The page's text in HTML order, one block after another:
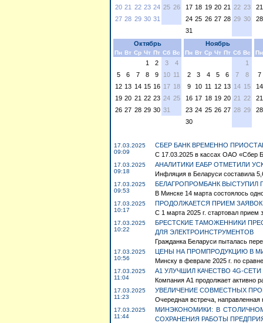
20 21 22 23 24 25 26
27 28 29 30 31
17 18 19 20 21 22 23
24 25 26 27 28 29 30
31
21
28
Октябрь
Пн Вт Ср Чт Пт Сб Вс
1 2 3
4
5
6 7 8 9 10 11
12 13 14 15 16 17 18
19 20 21 22 23 24 25
26 27 28 29 30 31
Ноябрь
Пн Вт Ср Чт Пт Сб Вс
1
2
3 4 5 6 7
8
9
10 11 12 13 14 15
16 17 18 19 20 21 22
23 24 25 26 27 28 29
30
Пн
7
14
21
28
17.03.2025
09:09
СБЕР БАНК ВРЕМЕННО
С 17.03.2025 в кассах ОАО «Сбер
17.03.2025
09:18
АНАЛИТИКИ ЕАБР ОТМЕТИЛИ
Инфляция в Беларуси составила
17.03.2025
09:53
БЕЛАГРОПРОМБАНК ВЫСТУПИЛ
В Минске 14 марта состоялось
17.03.2025
10:17
ПРОДОЛЖАЕТСЯ ПРИЕМ ЗАЯВОК
С 1 марта 2025 г. стартовал прием
17.03.2025
10:22
БРЕСТСКИЕ ТАМОЖЕННИКИ
ДЛЯ ЭЛЕКТРОИНСТРУМЕНТОВ
Гражданка Беларуси пыталась
17.03.2025
10:56
ЦЕНЫ НА ПРОМПРОДУКЦИЮ В
Минску в феврале 2025 г. по
17.03.2025
11:04
А1 УЛУЧШИЛ КАЧЕСТВО 4G-
Компания А1 продолжает активно
17.03.2025
11:23
УВЕЛИЧЕНИЕ СОВМЕСТНЫХ
Очередная встреча, направленная
17.03.2025
11:44
МИНЭКОНОМИКИ: В
СОХРАНЕНИЯ РАБОТЫ